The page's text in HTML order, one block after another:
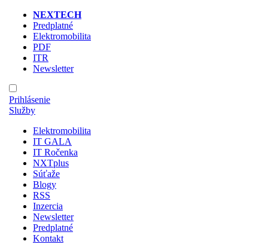
NEXTECH
Predplatné
Elektromobilita
PDF
ITR
Newsletter
Prihlásenie
Služby
Elektromobilita
IT GALA
IT Ročenka
NXTplus
Súťaže
Blogy
RSS
Inzercia
Newsletter
Predplatné
Kontakt